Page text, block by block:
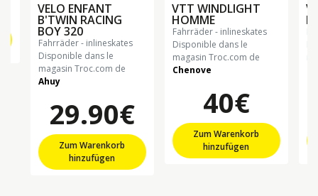
VELO ENFANT
B'TWIN RACING
BOY 320
fahrräder - inlineskates
Disponible dans le
magasin Troc.com de
Ahuy
29.90€
Zum Warenkorb
hinzufügen
VTT WINDLIGHT
HOMME
fahrräder - inlineskates
Disponible dans le
magasin Troc.com de
Chenove
40€
Zum Warenkorb
hinzufügen